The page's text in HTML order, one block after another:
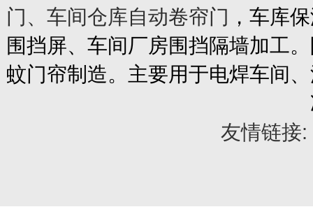
门、车间仓库自动卷帘门 ，车库
围挡屏、车间厂房围挡隔墙加工
蚊门帘制造。主要用于电焊车间
友情链接: